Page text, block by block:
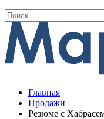
Главная
Продажи
Резюме с